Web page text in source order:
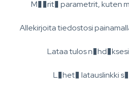
M��rit� parametrit, kuten
Allekirjoita tiedostosi
Lataa tulos
L�het� latauslinkki